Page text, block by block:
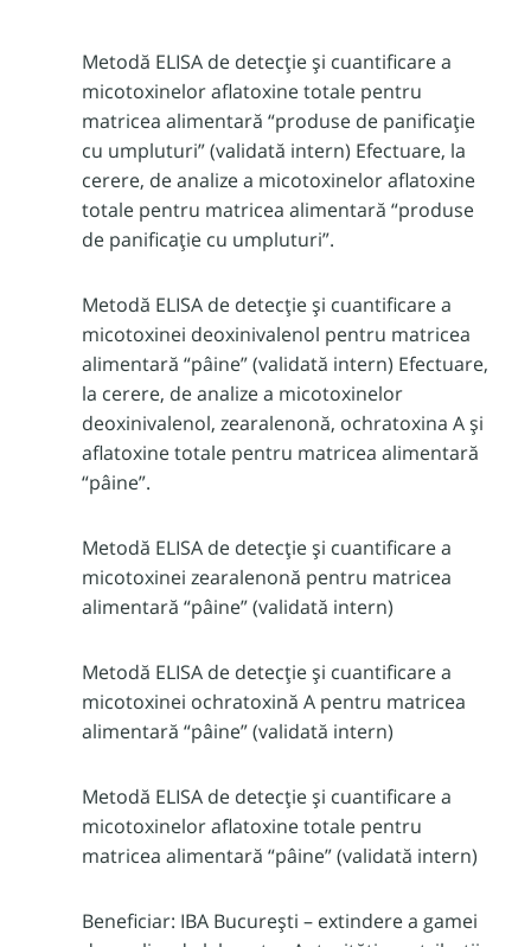
Metodă ELISA de detecție și cuantificare a
micotoxinelor aflatoxine totale pentru
matricea alimentară “produse de panificație
cu umpluturi” (validată intern) Efectuare, la
cerere, de analize a micotoxinelor aflatoxine
totale pentru matricea alimentară “produse
de panificație cu umpluturi”.
Metodă ELISA de detecție și cuantificare a
micotoxinei deoxinivalenol pentru matricea
alimentară “pâine” (validată intern) Efectuare,
la cerere, de analize a micotoxinelor
deoxinivalenol, zearalenonă, ochratoxina A și
aflatoxine totale pentru matricea alimentară
“pâine”.
Metodă ELISA de detecție și cuantificare a
micotoxinei zearalenonă pentru matricea
alimentară “pâine” (validată intern)
Metodă ELISA de detecție și cuantificare a
micotoxinei ochratoxină A pentru matricea
alimentară “pâine” (validată intern)
Metodă ELISA de detecție și cuantificare a
micotoxinelor aflatoxine totale pentru
matricea alimentară “pâine” (validată intern)
Beneficiar: IBA București – extindere a gamei